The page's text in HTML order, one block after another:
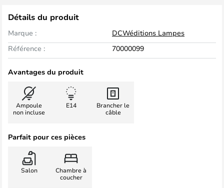
Détails du produit
Marque :
DCWéditions Lampes
Référence :
70000099
Avantages du produit
Ampoule
non incluse
E14
Brancher le
câble
Parfait pour ces pièces
Salon
Chambre à
coucher